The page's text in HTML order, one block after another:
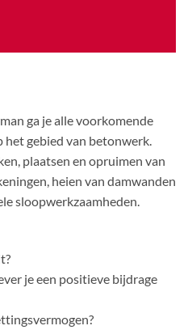
ga je alle voorkomende
gebied van betonwerk.
plaatsen en opruimen van
heien van damwanden
sloopwerkzaamheden.
je een positieve bijdrage